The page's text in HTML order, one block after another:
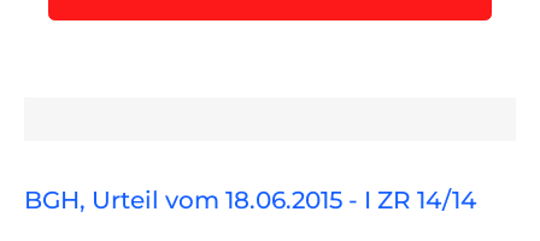
BGH, Urteil vom 18.06.2015 - I ZR 14/14